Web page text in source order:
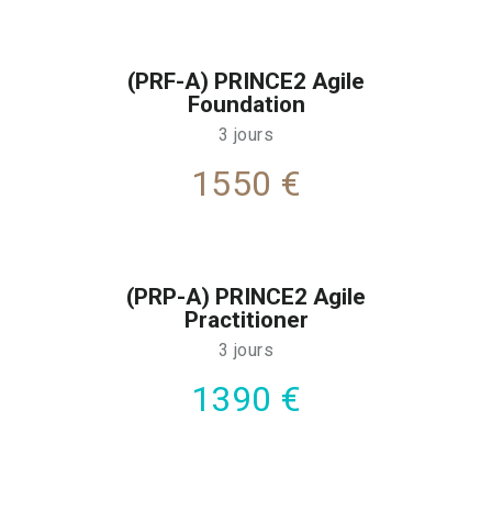
(PRF-A) PRINCE2 Agile
Foundation
3 jours
1550 €
(PRP-A) PRINCE2 Agile
Practitioner
3 jours
1390 €